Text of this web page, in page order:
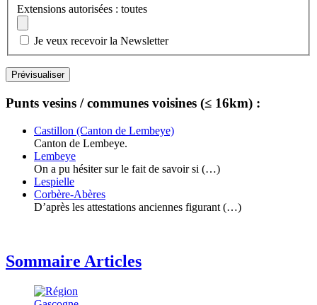
Extensions autorisées : toutes
Je veux recevoir la Newsletter
Punts vesins / communes voisines (≤ 16km) :
Castillon (Canton de Lembeye)
Canton de Lembeye.
Lembeye
On a pu hésiter sur le fait de savoir si (…)
Lespielle
Corbère-Abères
D’après les attestations anciennes figurant (…)
Sommaire Articles